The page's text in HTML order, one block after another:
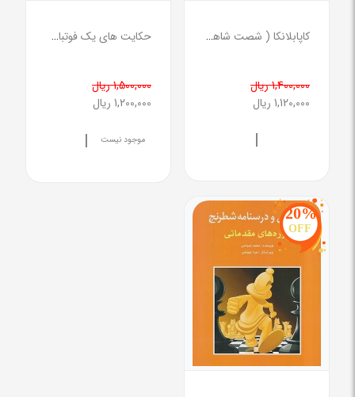
کاپابلانکا ( شصت شاهکار آخر بازی )
1,400,000 ریال
1,120,000 ریال
|
حکایت های یک فوتبال نگار
1,500,000 ریال
1,200,000 ریال
موجود نیست |
20%
OFF